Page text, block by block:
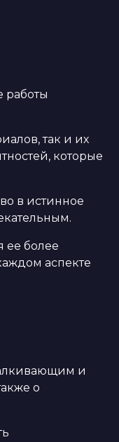
работы
так и их
которые
в истинное
ее более
аспекте
и
о